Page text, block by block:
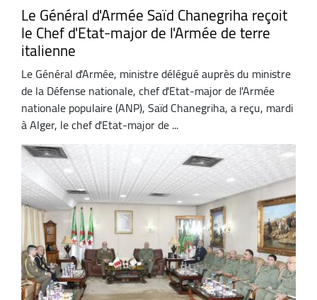
Le Général d'Armée Saïd Chanegriha reçoit
le Chef d'Etat-major de l'Armée de terre
italienne
Le Général d'Armée, ministre délégué auprès du ministre
de la Défense nationale, chef d'Etat-major de l'Armée
nationale populaire (ANP), Saïd Chanegriha, a reçu, mardi
à Alger, le chef d'Etat-major de ...